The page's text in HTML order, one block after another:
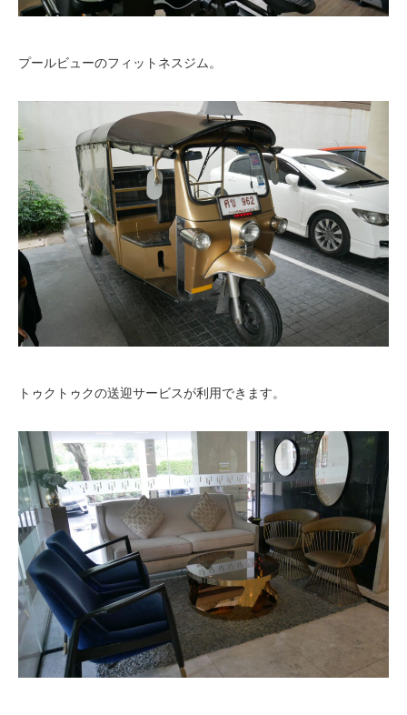
プールビューのフィットネスジム。
トゥクトゥクの送迎サービスが利用できます。